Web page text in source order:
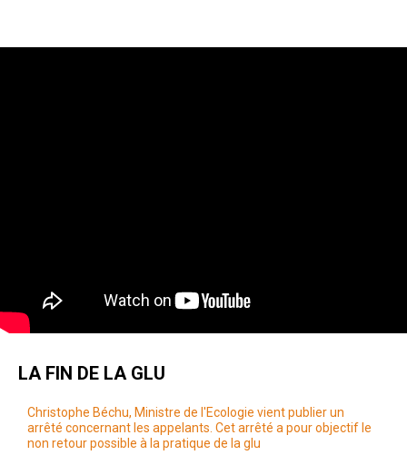
LA FIN DE LA GLU
Christophe Béchu, Ministre de l'Ecologie vient publier un
arrêté concernant les appelants. Cet arrêté a pour objectif le
non retour possible à la pratique de la glu